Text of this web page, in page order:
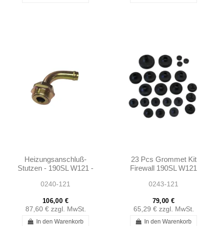
Heizungsanschluß-
Stutzen - 190SL W121 -
0240-121
106,00 €
87,60 € zzgl. MwSt.
In den Warenkorb
23 Pcs Grommet Kit
Firewall 190SL W121
0243-121
79,00 €
65,29 € zzgl. MwSt.
In den Warenkorb